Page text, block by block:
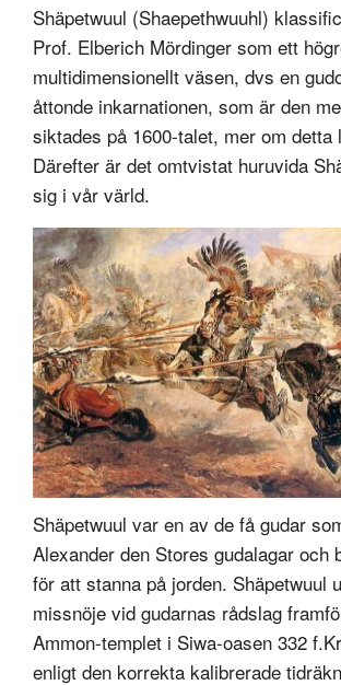
Shäpetwuul (Shaepethwuuhl)
Prof. Elberich Mördinger som ett
multidimensionellt väsen, dvs en
åttonde inkarnationen, som är den
siktades på 1600-talet, mer om detta
Därefter är det omtvistat huruvida
sig i vår värld.
Shäpetwuul var en av de få gudar
Alexander den Stores gudalagar och
för att stanna på jorden. Shäpetwuul
missnöje vid gudarnas rådslag
Ammon-templet i Siwa-oasen 332
enligt den korrekta kalibrerade